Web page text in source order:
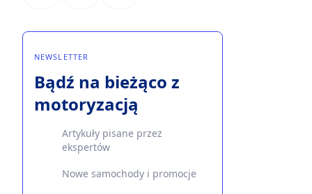
NEWSLETTER
Bądź na bieżąco z
motoryzacją
Artykuły pisane przez
ekspertów
Nowe samochody i promocje